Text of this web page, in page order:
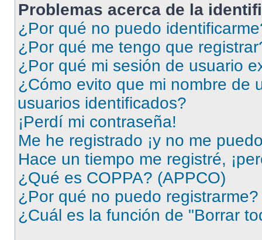
Problemas acerca de la
¿Por qué no puedo
¿Por qué me tengo que
¿Por qué mi sesión de usuario
¿Cómo evito que mi nombre de
usuarios identificados?
¡Perdí mi contraseña!
Me he registrado ¡y no me
Hace un tiempo me registré,
¿Qué es COPPA? (APPCO)
¿Por qué no puedo registrarme?
¿Cuál es la función de "Borrar